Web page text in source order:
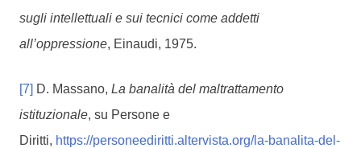
sugli intellettuali e sui tecnici come addetti
all’oppressione, Einaudi, 1975.
[7] D. Massano, La banalità del maltrattamento
istituzionale, su Persone e
Diritti, https://personeediritti.altervista.org/la-banalita-del-